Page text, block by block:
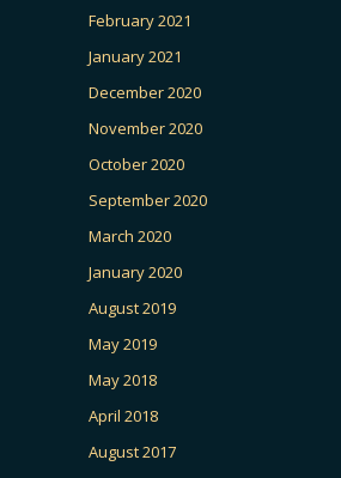
February 2021
January 2021
December 2020
November 2020
October 2020
September 2020
March 2020
January 2020
August 2019
May 2019
May 2018
April 2018
August 2017